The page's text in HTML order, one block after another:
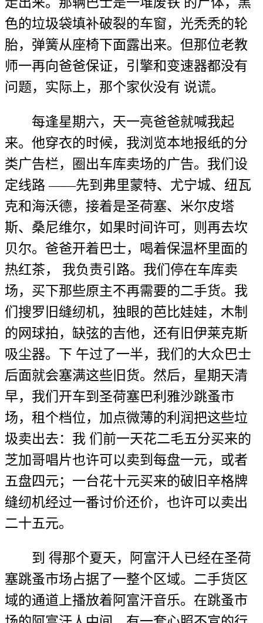
色的垃圾袋填补破裂的车窗，光秃秃的轮
胎，弹簧从座椅下面露出来。但那位老教
师一再向爸爸保证，引擎和变速器都没有
问题，实际上，那个家伙没有 说谎。
每逢星期六，天一亮爸爸就喊我起
来。他穿衣的时候，我浏览本地报纸的分
类广告栏，圈出车库卖场的广告。我们设
定线路 ——先到弗里蒙特、尤宁城、纽瓦
克和海沃德，接着是圣荷塞、米尔皮塔
斯、桑尼维尔，如果时间许可，则再去坎
贝尔。爸爸开着巴士，喝着保温杯里面的
热红茶， 我负责引路。我们停在车库卖
场，买下那些原主不再需要的二手货。我
们搜罗旧缝纫机，独眼的芭比娃娃，木制
的网球拍，缺弦的吉他，还有旧伊莱克斯
吸尘器。下 午过了一半，我们的大众巴士
后面就会塞满这些旧货。然后，星期天清
早，我们开车到圣荷塞巴利雅沙跳蚤市
场，租个档位，加点微薄的利润把这些垃
圾卖出去：我 们前一天花二毛五分买来的
芝加哥唱片也许可以卖到每盘一元，或者
五盘四元；一台花十元买来的破旧辛格牌
缝纫机经过一番讨价还价，也许可以卖出
二十五元。
到 得那个夏天，阿富汗人已经在圣荷
塞跳蚤市场占据了一整个区域。二手货区
域的通道上播放着阿富汗音乐。在跳蚤市